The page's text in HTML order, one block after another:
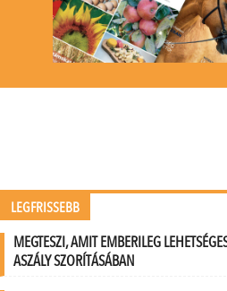
LEGFRISSEBB
MEGTESZI, AMIT EMBERILEG
ASZÁLY SZORÍTÁSÁBAN